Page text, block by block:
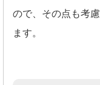
ので、その点も考
ます。